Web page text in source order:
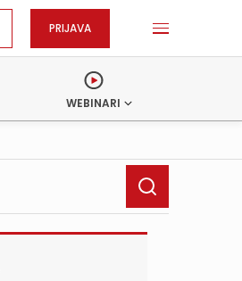
PRIJAVA
WEBINARI